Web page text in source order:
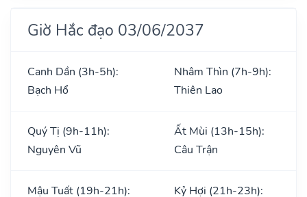
Giờ Hắc đạo 03/06/2037
Canh Dần (3h-5h):
Bạch Hổ
Nhâm Thìn (7h-9h):
Thiên Lao
Quý Tị (9h-11h):
Nguyên Vũ
Ất Mùi (13h-15h):
Câu Trận
Mậu Tuất (19h-21h):
Kỷ Hợi (21h-23h):